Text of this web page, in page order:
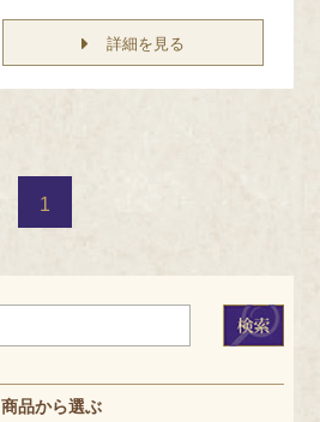
詳細を見る
1
商品から選ぶ